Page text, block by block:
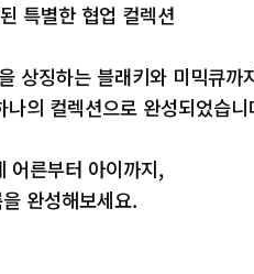
특별한 협업 컬렉션
상징하는 블래키와 미믹큐까
의 컬렉션으로 완성되었습니
어른부터 아이까지,
완성해보세요.